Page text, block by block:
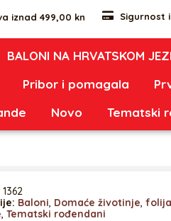
iznad 499,00 kn Sigurnost
BALONI NA HRVATSKOM
Pribor i pomagala
Novo Tematski
1362
Baloni, Domaće životinje,
, Tematski rođendani